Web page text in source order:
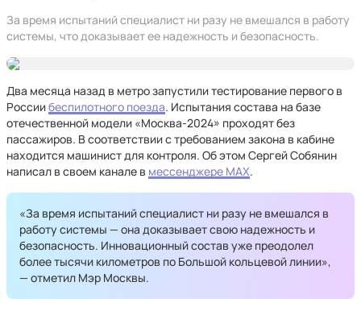
За время испытаний специалист ни разу не вмешался в работу
системы, что доказывает ее надежность и безопасность.
Два месяца назад в метро запустили тестирование первого в
Россиибеспилотного поезда. Испытания состава на базе
отечественной модели «Москва-2024» проходят без
пассажиров. В соответствии с требованием закона в кабине
находится машинист для контроля. Об этом Сергей Собянин
написал в своем канале в мессенджере MAX.
«За время испытаний специалист ни разу не вмешался в
работу системы — она доказывает свою надежность и
безопасность. Инновационный состав уже преодолел
более тысячи километров по Большой кольцевой линии»,
— отметил Мэр Москвы.